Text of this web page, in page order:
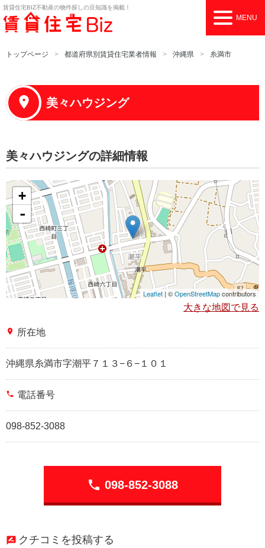
賃貸住宅BIZ不動産の物件探しの豆知識を掲載！
MENU
トップページ 都道府県別賃貸住宅業者情報 沖縄県 糸満市
美々ハウジング
美々ハウジングの詳細情報
+
-
Leaflet | ©OpenStreetMapcontributors
大きな地図で見る
place 所在地
沖縄県糸満市字潮平７１３−６−１０１
phone 電話番号
098-852-3088
phone 098-852-3088
クチコミを投稿する